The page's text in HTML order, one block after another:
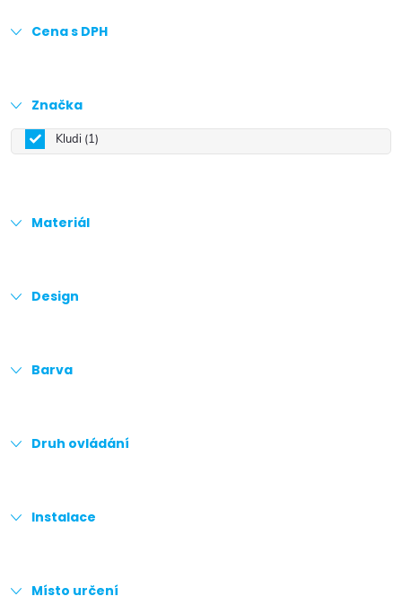
Cena s DPH
Značka
Kludi 1
Materiál
Design
Barva
Druh ovládání
Instalace
Místo určení